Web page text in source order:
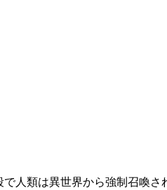
人類は異世界から強制召喚